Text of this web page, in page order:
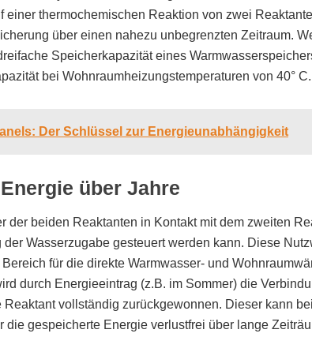
einer thermochemischen Reaktion von zwei
über einen nahezu unbegrenzten Zeitraum.
Speicherkapazität eines
bei Wohnraumheizungstemperaturen von 40° C.
Der Schlüssel zur Energieunabhängigkeit
über Jahre
der beiden Reaktanten in Kontakt mit dem zweiten
Wasserzugabe gesteuert werden kann. Diese
für die direkte Warmwasser- und
durch Energieeintrag (z.B. im Sommer) die
Reaktant vollständig zurückgewonnen. Dieser kann
die gespeicherte Energie verlustfrei über lange